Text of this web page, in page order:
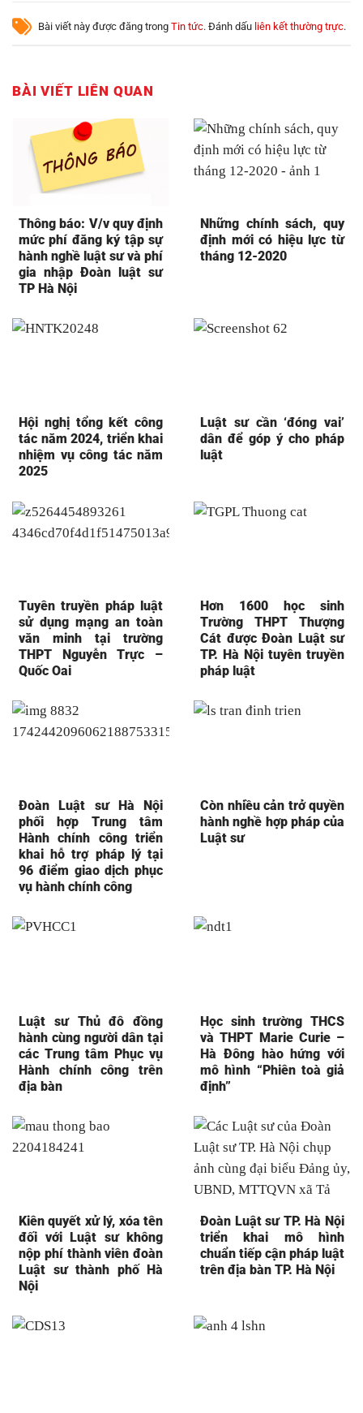
Bài viết này được đăng trong Tin tức. Đánh dấu liên kết thường trực.
BÀI VIẾT LIÊN QUAN
Thông báo: V/v quy định
mức phí đăng ký tập sự
hành nghề luật sư và phí
gia nhập Đoàn luật sư
TP Hà Nội
Những chính sách, quy
định mới có hiệu lực từ
tháng 12-2020
Hội nghị tổng kết công
tác năm 2024, triển khai
nhiệm vụ công tác năm
2025
Luật sư cần ‘đóng vai’
dân để góp ý cho pháp
luật
Tuyên truyền pháp luật
sử dụng mạng an toàn
văn minh tại trường
THPT Nguyễn Trực –
Quốc Oai
Hơn 1600 học sinh
Trường THPT Thượng
Cát được Đoàn Luật sư
TP. Hà Nội tuyên truyền
pháp luật
Đoàn Luật sư Hà Nội
phối hợp Trung tâm
Hành chính công triển
khai hỗ trợ pháp lý tại
96 điểm giao dịch phục
vụ hành chính công
Còn nhiều cản trở quyền
hành nghề hợp pháp của
Luật sư
Luật sư Thủ đô đồng
hành cùng người dân tại
các Trung tâm Phục vụ
Hành chính công trên
địa bàn
Học sinh trường THCS
và THPT Marie Curie –
Hà Đông hào hứng với
mô hình “Phiên toà giả
định”
Kiên quyết xử lý, xóa tên
đối với Luật sư không
nộp phí thành viên đoàn
Luật sư thành phố Hà
Nội
Đoàn Luật sư TP. Hà Nội
triển khai mô hình
chuẩn tiếp cận pháp luật
trên địa bàn TP. Hà Nội